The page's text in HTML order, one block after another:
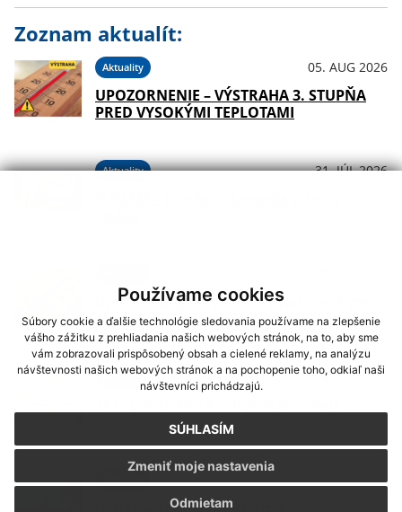
Používame cookies
Súbory cookie a ďalšie technológie sledovania používame na zlepšenie
vášho zážitku z prehliadania našich webových stránok, na to, aby sme
vám zobrazovali prispôsobený obsah a cielené reklamy, na analýzu
návštevnosti našich webových stránok a na pochopenie toho, odkiaľ naši
návštevníci prichádzajú.
SÚHLASÍM
Odmietam
Zmeniť moje nastavenia
Zoznam aktualít:
Aktuality 05. AUG 2026
UPOZORNENIE – VÝSTRAHA 3. STUPŇA
PRED VYSOKÝMI TEPLOTAMI
Aktuality 31. JÚL 2026
Upozornenie – Výstraha pred vysokými
teplotami (3. stupeň)
Aktuality 24. JÚL 2026
Aktuality 13. JÚL 2026